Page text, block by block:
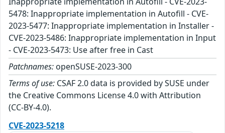
5478: Inappropriate implementation in Autofill - CVE-
2023-5477: Inappropriate implementation in Installer -
CVE-2023-5486: Inappropriate implementation in Input
- CVE-2023-5473: Use after free in Cast
Patchnames: openSUSE-2023-300
Terms of use: CSAF 2.0 data is provided by SUSE under
the Creative Commons License 4.0 with Attribution
(CC-BY-4.0).
CVE-2023-5218